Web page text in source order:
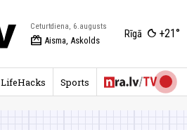
Ceturtdiena, 6.augusts
redeem Aisma, Askolds
Rīgā +21°
LifeHacks Sports